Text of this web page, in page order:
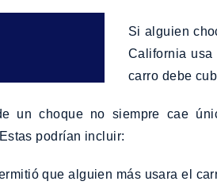
Si alguien
California usa
carro debe
un choque no siempre cae
podrían incluir:
que alguien más usara el